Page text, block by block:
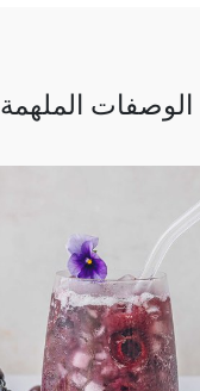
الوصفات الملهمة